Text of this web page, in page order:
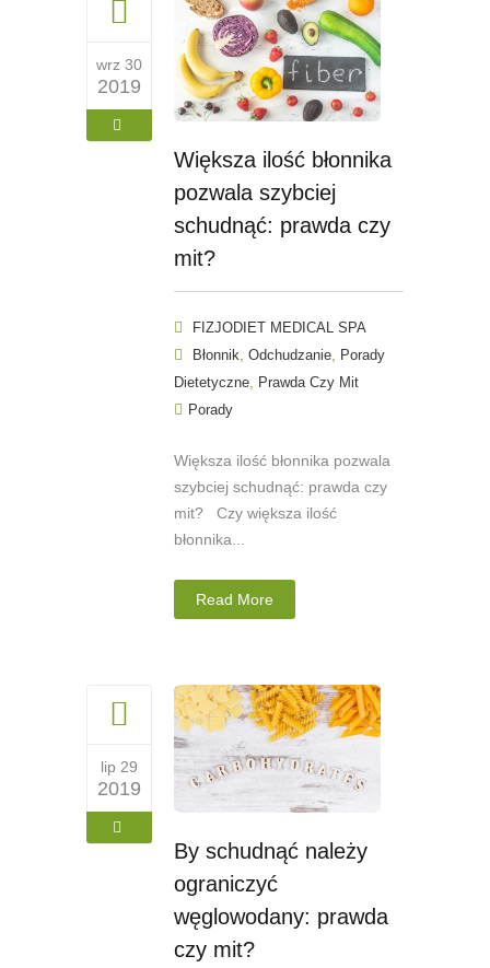
wrz 30
2019
Większa ilość błonnika
pozwala szybciej
schudnąć: prawda czy
mit?
FIZJODIET MEDICAL SPA
Błonnik Odchudzanie Porady
Dietetyczne Prawda Czy Mit
Porady
Większa ilość błonnika pozwala
szybciej schudnąć: prawda czy
mit? Czy większa ilość
błonnika...
Read More
lip 29
2019
By schudnąć należy
ograniczyć
węglowodany: prawda
czy mit?